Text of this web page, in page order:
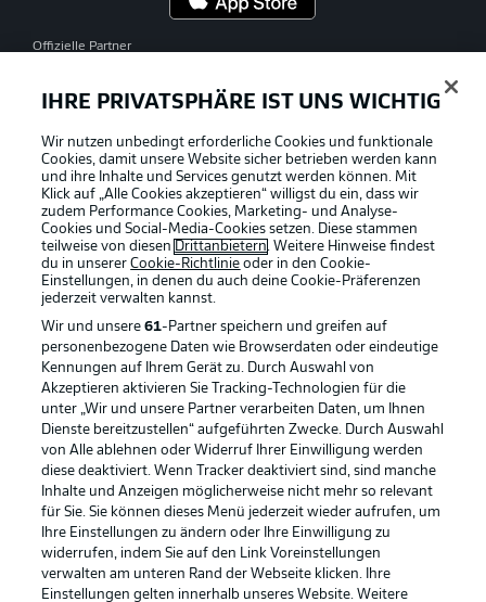
Offizielle Partner
Rechtliche Hinweise Voreinstellungen verwalten
Datenschutz Nutzungsbedingungen
Kontakt Jobs
Impressum Partner
Spieler Liveticker
IHRE PRIVATSPHÄRE IST UNS WICHTIG
Wir nutzen unbedingt erforderliche Cookies und funktionale
Cookies, damit unsere Website sicher betrieben werden kann
und ihre Inhalte und Services genutzt werden können. Mit
Klick auf „Alle Cookies akzeptieren“ willigst du ein, dass wir
zudem Performance Cookies, Marketing- und Analyse-
Cookies und Social-Media-Cookies setzen. Diese stammen
teilweise von diesen Drittanbietern. Weitere Hinweise findest
du in unsererCookie-Richtlinie oder in den Cookie-
Einstellungen, in denen du auch deine Cookie-Präferenzen
jederzeit verwalten kannst.
Wir und unsere61-Partner speichern und greifen auf
personenbezogene Daten wie Browserdaten oder eindeutige
Kennungen auf Ihrem Gerät zu. Durch Auswahl von
Akzeptieren aktivieren Sie Tracking-Technologien für die
unter „Wir und unsere Partner verarbeiten Daten, um Ihnen
Dienste bereitzustellen“ aufgeführten Zwecke. Durch Auswahl
von Alle ablehnen oder Widerruf Ihrer Einwilligung werden
diese deaktiviert. Wenn Tracker deaktiviert sind, sind manche
Inhalte und Anzeigen möglicherweise nicht mehr so relevant
für Sie. Sie können dieses Menü jederzeit wieder aufrufen, um
Ihre Einstellungen zu ändern oder Ihre Einwilligung zu
widerrufen, indem Sie auf den Link Voreinstellungen
verwalten am unteren Rand der Webseite klicken. Ihre
Einstellungen gelten innerhalb unseres Website. Weitere